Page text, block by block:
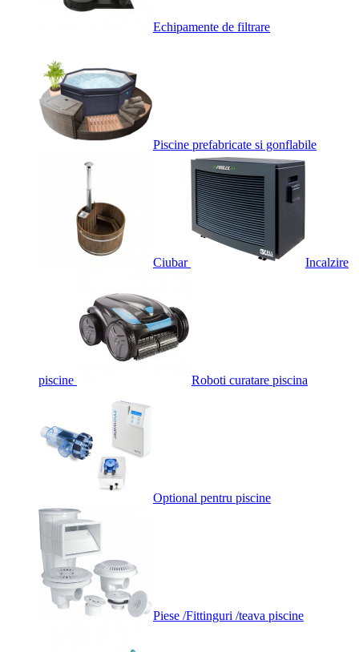
Echipamente de filtrare
Piscine prefabricate si gonflabile
Ciubar Incalzire
piscine Roboti curatare piscina
Optional pentru piscine
Piese /Fittinguri /teava piscine